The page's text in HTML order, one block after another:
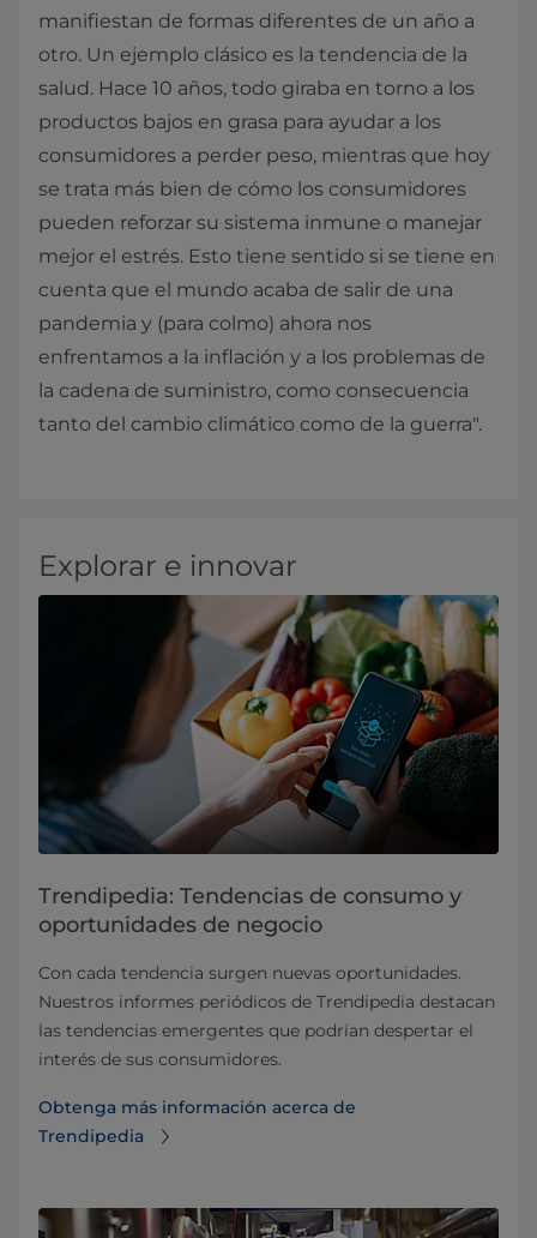
manifiestan de formas diferentes de un año a
otro. Un ejemplo clásico es la tendencia de la
salud. Hace 10 años, todo giraba en torno a los
productos bajos en grasa para ayudar a los
consumidores a perder peso, mientras que hoy
se trata más bien de cómo los consumidores
pueden reforzar su sistema inmune o manejar
mejor el estrés. Esto tiene sentido si se tiene en
cuenta que el mundo acaba de salir de una
pandemia y (para colmo) ahora nos
enfrentamos a la inflación y a los problemas de
la cadena de suministro, como consecuencia
tanto del cambio climático como de la guerra".
Explorar e innovar
Trendipedia: Tendencias de consumo y
oportunidades de negocio
Con cada tendencia surgen nuevas oportunidades.
Nuestros informes periódicos de Trendipedia destacan
las tendencias emergentes que podrían despertar el
interés de sus consumidores.
Obtenga más información acerca de
Trendipedia